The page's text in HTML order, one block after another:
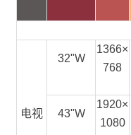
电视
32"W
1366×
768
43"W
1920×
1080